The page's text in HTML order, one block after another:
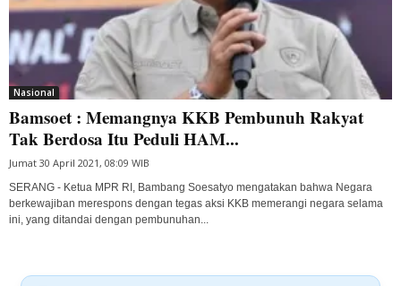
Nasional
Bamsoet : Memangnya KKB Pembunuh Rakyat
Tak Berdosa Itu Peduli HAM...
Jumat 30 April 2021, 08:09 WIB
SERANG - Ketua MPR RI, Bambang Soesatyo mengatakan bahwa Negara
berkewajiban merespons dengan tegas aksi KKB memerangi negara selama
ini, yang ditandai dengan pembunuhan...